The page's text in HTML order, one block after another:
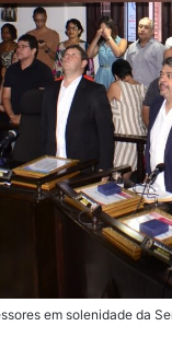
em solenidade da